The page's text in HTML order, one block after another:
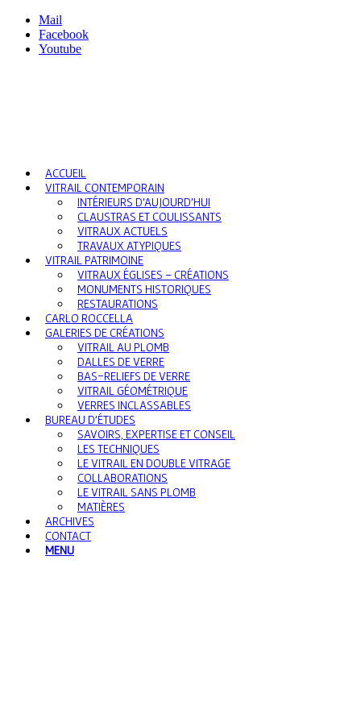
Mail
Facebook
Youtube
ACCUEIL
VITRAIL CONTEMPORAIN
INTÉRIEURS D’AUJOURD’HUI
CLAUSTRAS ET COULISSANTS
VITRAUX ACTUELS
TRAVAUX ATYPIQUES
VITRAIL PATRIMOINE
VITRAUX ÉGLISES – CRÉATIONS
MONUMENTS HISTORIQUES
RESTAURATIONS
CARLO ROCCELLA
GALERIES DE CRÉATIONS
VITRAIL AU PLOMB
DALLES DE VERRE
BAS-RELIEFS DE VERRE
VITRAIL GÉOMÉTRIQUE
VERRES INCLASSABLES
BUREAU D’ÉTUDES
SAVOIRS, EXPERTISE ET CONSEIL
LES TECHNIQUES
LE VITRAIL EN DOUBLE VITRAGE
COLLABORATIONS
LE VITRAIL SANS PLOMB
MATIÈRES
ARCHIVES
CONTACT
MENU